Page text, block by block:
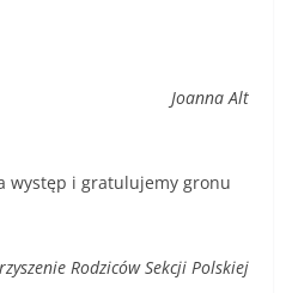
Joanna Alt
występ i gratulujemy gronu
Rodziców Sekcji Polskiej